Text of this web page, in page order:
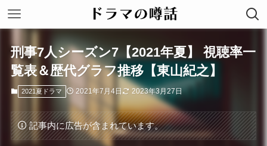
刑事7人シーズン7【2021年夏】 視聴率一
覧表＆歴代グラフ推移【東山紀之】
2021夏ドラマ 2021年7月4日 2023年3月27日
記事内に広告が含まれています。